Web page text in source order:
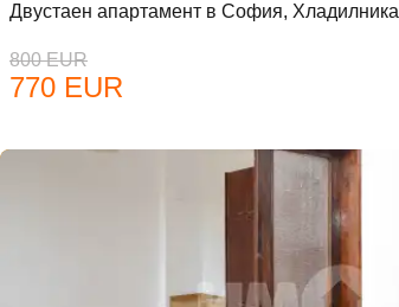
Двустаен апартамент в София, Хладилника
800 EUR
770 EUR